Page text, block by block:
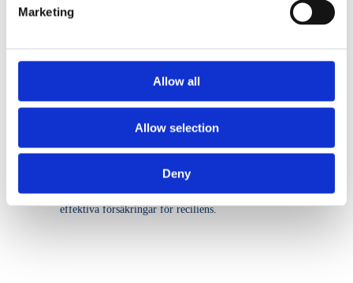
Marketing
Allow all
Allow selection
Deny
Revisionsgranskning
Beställ verifierade granskningar av leverantörer
genom tredjepart. Valideringar av leverantörer är
effektiva försäkringar för reciliens.